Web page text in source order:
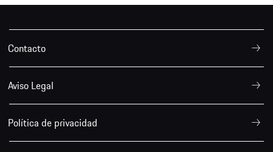
Contacto
Aviso Legal
Política de privacidad